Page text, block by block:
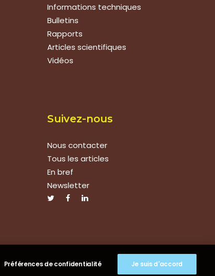
Informations techniques
Bulletins
Rapports
Articles scientifiques
Vidéos
Suivez-nous
Nous contacter
Tous les articles
En bref
Newsletter
Préférences de confidentialité Je suis d'accord